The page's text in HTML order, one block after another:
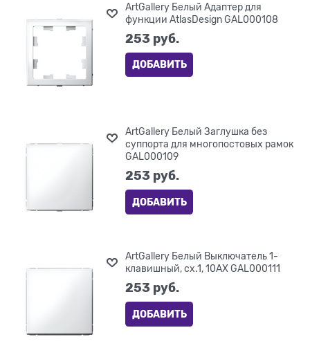
ArtGallery Белый Адаптер для
функции AtlasDesign GAL000108
253 руб.
ДОБАВИТЬ
ArtGallery Белый Заглушка без
суппорта для многопостовых рамок
GAL000109
253 руб.
ДОБАВИТЬ
ArtGallery Белый Выключатель 1-
клавишный, сх.1, 10АХ GAL000111
253 руб.
ДОБАВИТЬ